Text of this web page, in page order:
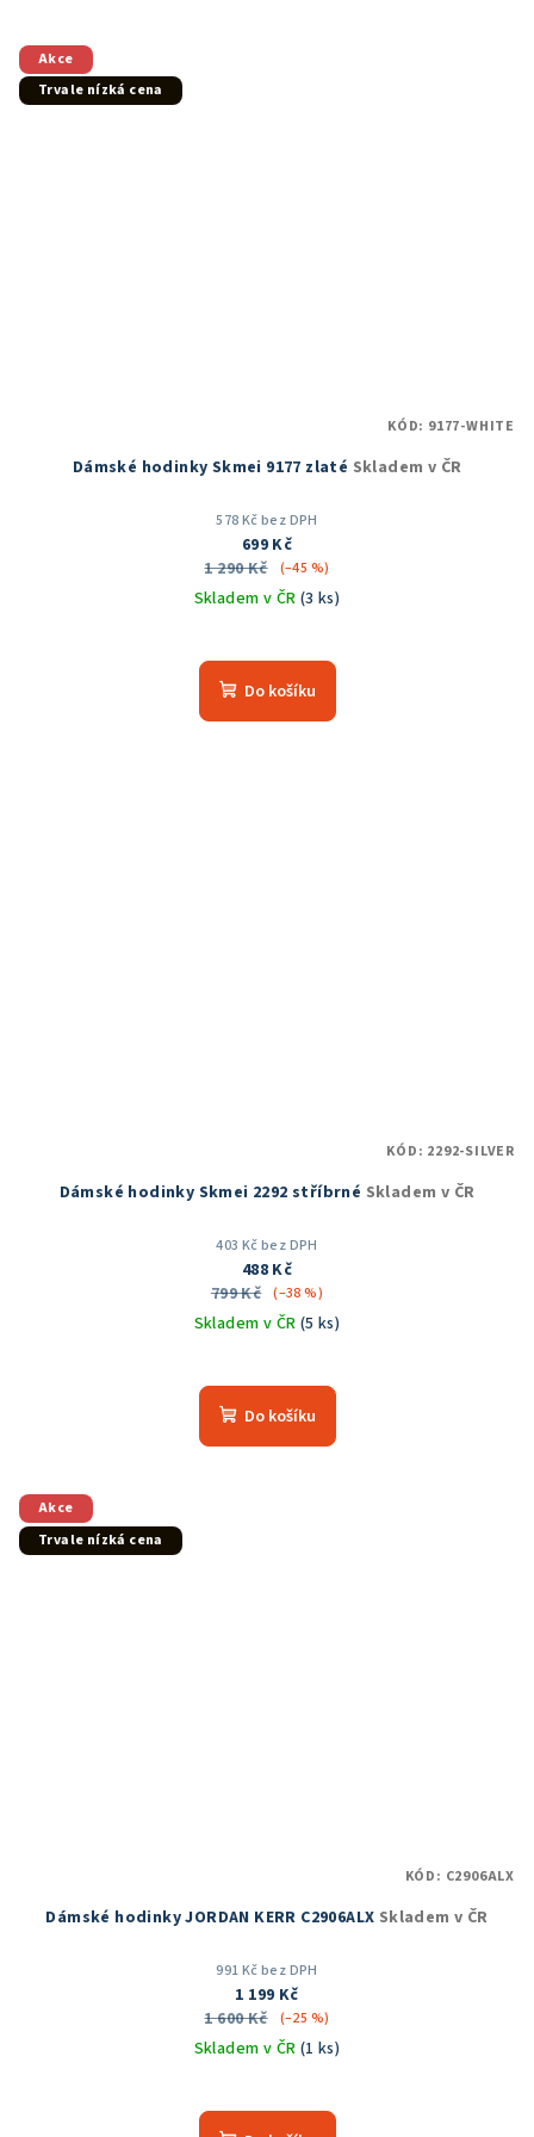
Akce
Trvale nízká cena
Dámské hodinky Skmei 9177 zlaté Skladem v ČR
578 Kč bez DPH
699 Kč
1 290 Kč
(–45 %)
Skladem v ČR (3 ks)
hodnocení
produktu
Do košíku
KÓD: 9177-WHITE
Dámské hodinky Skmei 2292 stříbrné Skladem v ČR
403 Kč bez DPH
488 Kč
799 Kč (–38 %)
Skladem v ČR (5 ks)
hodnocení
produktu
Do košíku
KÓD: 2292-SILVER
Akce
Trvale nízká cena
Dámské hodinky JORDAN KERR C2906ALX Skladem v ČR
991 Kč bez DPH
1 199 Kč
1 600 Kč
(–25 %)
Skladem v ČR (1 ks)
hodnocení
KÓD: C2906ALX